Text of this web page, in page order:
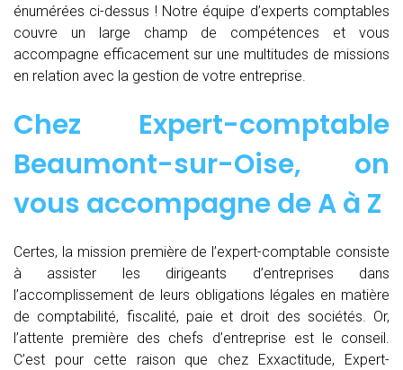
énumérées ci-dessus ! Notre équipe d’experts comptables
couvre un large champ de compétences et vous
accompagne efficacement sur une multitudes de missions
en relation avec la gestion de votre entreprise.
Chez Expert-comptable
Beaumont-sur-Oise, on
vous accompagne deA à Z
Certes, la mission première de l’expert-comptable consiste
à assister les dirigeants d’entreprises dans
l’accomplissement de leurs obligations légales en matière
de comptabilité, fiscalité, paie et droit des sociétés. Or,
l’attente première des chefs d’entreprise est le conseil.
C’est pour cette raison que chez Exxactitude, Expert-